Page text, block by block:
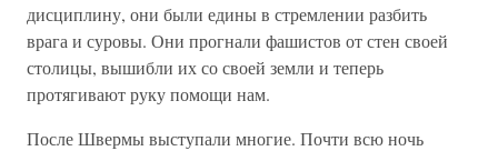
дисциплину, они были едины в стремлении разбить
врага и суровы. Они прогнали фашистов от стен своей
столицы, вышибли их со своей земли и теперь
протягивают руку помощи нам.
После Швермы выступали многие. Почти всю ночь